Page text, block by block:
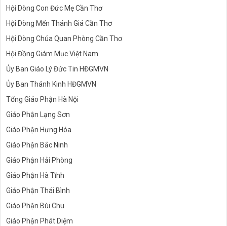
Hội Dòng Con Đức Mẹ Cần Thơ
Hội Dòng Mến Thánh Giá Cần Thơ
Hội Dòng Chúa Quan Phòng Cần Thơ
Hội Đồng Giám Mục Việt Nam
Ủy Ban Giáo Lý Đức Tin HĐGMVN
Ủy Ban Thánh Kinh HĐGMVN
Tổng Giáo Phận Hà Nội
Giáo Phận Lạng Sơn
Giáo Phận Hưng Hóa
Giáo Phận Bắc Ninh
Giáo Phận Hải Phòng
Giáo Phận Hà Tĩnh
Giáo Phận Thái Bình
Giáo Phận Bùi Chu
Giáo Phận Phát Diệm